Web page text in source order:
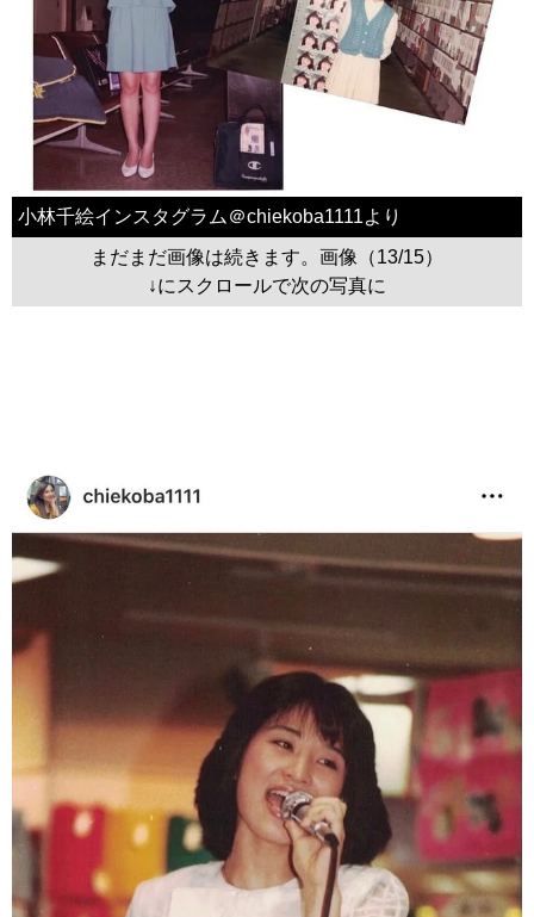
小林千絵インスタグラム＠chiekoba1111より
まだまだ画像は続きます。画像（13/15）
↓にスクロールで次の写真に